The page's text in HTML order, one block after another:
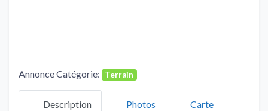
Annonce Catégorie: Terrain
Description Photos Carte